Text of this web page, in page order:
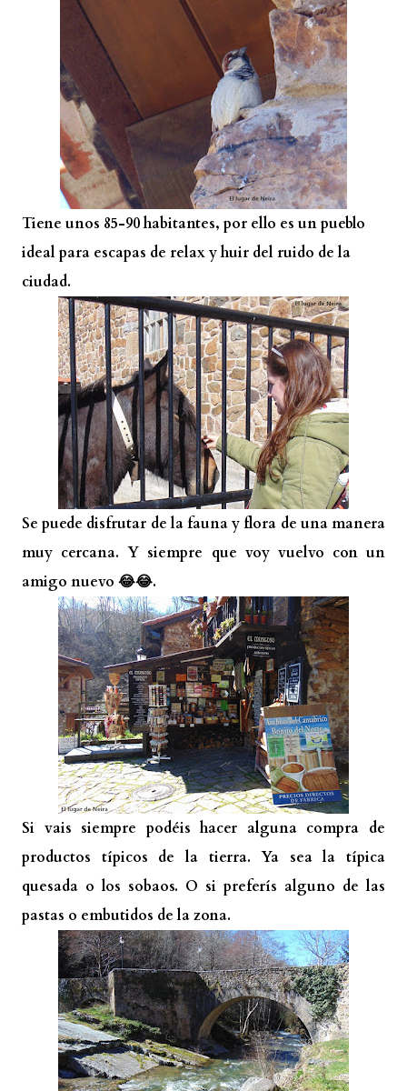
Tiene unos 85-90 habitantes, por ello es un pueblo
ideal para escapas de relax y huir del ruido de la
ciudad.
Se puede disfrutar de la fauna y flora de una manera
muy cercana. Y siempre que voy vuelvo con un
amigo nuevo 😂😂.
Si vais siempre podéis hacer alguna compra de
productos típicos de la tierra. Ya sea la típica
quesada o los sobaos. O si preferís alguno de las
pastas o embutidos de la zona.